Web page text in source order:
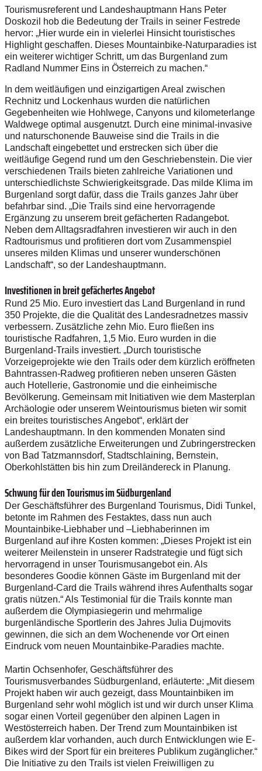
Tourismusreferent und Landeshauptmann Hans Peter
Doskozil hob die Bedeutung der Trails in seiner Festrede
hervor: „Hier wurde ein in vielerlei Hinsicht touristisches
Highlight geschaffen. Dieses Mountainbike-Naturparadies ist
ein weiterer wichtiger Schritt, um das Burgenland zum
Radland Nummer Eins in Österreich zu machen.“
In dem weitläufigen und einzigartigen Areal zwischen
Rechnitz und Lockenhaus wurden die natürlichen
Gegebenheiten wie Hohlwege, Canyons und kilometerlange
Waldwege optimal ausgenutzt. Durch eine minimal-invasive
und naturschonende Bauweise sind die Trails in die
Landschaft eingebettet und erstrecken sich über die
weitläufige Gegend rund um den Geschriebenstein. Die vier
verschiedenen Trails bieten zahlreiche Variationen und
unterschiedlichste Schwierigkeitsgrade. Das milde Klima im
Burgenland sorgt dafür, dass die Trails ganzes Jahr über
befahrbar sind. „Die Trails sind eine hervorragende
Ergänzung zu unserem breit gefächerten Radangebot.
Neben dem Alltagsradfahren investieren wir auch in den
Radtourismus und profitieren dort vom Zusammenspiel
unseres milden Klimas und unserer wunderschönen
Landschaft“, so der Landeshauptmann.
Investitionen in breit gefächertes Angebot
Rund 25 Mio. Euro investiert das Land Burgenland in rund
350 Projekte, die die Qualität des Landesradnetzes massiv
verbessern. Zusätzliche zehn Mio. Euro fließen ins
touristische Radfahren, 1,5 Mio. Euro wurden in die
Burgenland-Trails investiert. „Durch touristische
Vorzeigeprojekte wie den Trails oder dem kürzlich eröffneten
Bahntrassen-Radweg profitieren neben unseren Gästen
auch Hotellerie, Gastronomie und die einheimische
Bevölkerung. Gemeinsam mit Initiativen wie dem Masterplan
Archäologie oder unserem Weintourismus bieten wir somit
ein breites touristisches Angebot“, erklärt der
Landeshauptmann. In den kommenden Monaten sind
außerdem zusätzliche Erweiterungen und Zubringerstrecken
von Bad Tatzmannsdorf, Stadtschlaining, Bernstein,
Oberkohlstätten bis hin zum Dreiländereck in Planung.
Schwung für den Tourismus im Südburgenland
Der Geschäftsführer des Burgenland Tourismus, Didi Tunkel,
betonte im Rahmen des Festaktes, dass nun auch
Mountainbike-Liebhaber und –Liebhaberinnen im
Burgenland auf ihre Kosten kommen: „Dieses Projekt ist ein
weiterer Meilenstein in unserer Radstrategie und fügt sich
hervorragend in unser Tourismusangebot ein. Als
besonderes Goodie können Gäste im Burgenland mit der
Burgenland-Card die Trails während ihres Aufenthalts sogar
gratis nützen.“ Als Testimonial für die Trails konnte man
außerdem die Olympiasiegerin und mehrmalige
burgenländische Sportlerin des Jahres Julia Dujmovits
gewinnen, die sich an dem Wochenende vor Ort einen
Eindruck vom neuen Mountainbike-Paradies machte.
Martin Ochsenhofer, Geschäftsführer des
Tourismusverbandes Südburgenland, erläuterte: „Mit diesem
Projekt haben wir auch gezeigt, dass Mountainbiken im
Burgenland sehr wohl möglich ist und wir durch unser Klima
sogar einen Vorteil gegenüber den alpinen Lagen in
Westösterreich haben. Der Trend zum Mountainbiken ist
außerdem klar vorhanden, auch durch Entwicklungen wie E-
Bikes wird der Sport für ein breiteres Publikum zugänglicher.“
Die Initiative zu den Trails ist vielen Freiwilligen zu